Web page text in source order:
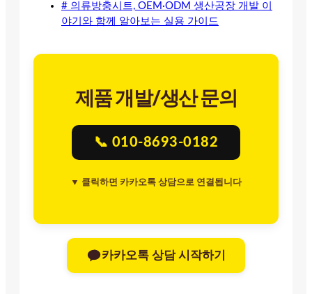
# 의류방충시트, OEM·ODM 생산공장 개발 이
야기와 함께 알아보는 실용 가이드
제품 개발/생산 문의
📞 010-8693-0182
▼ 클릭하면 카카오톡 상담으로 연결됩니다
카카오톡 상담 시작하기